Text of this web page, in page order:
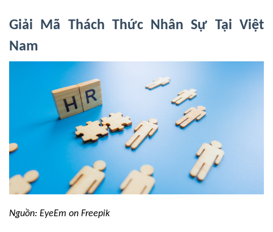
Giải Mã Thách Thức Nhân Sự Tại Việt
Nam
Nguồn: EyeEm on Freepik